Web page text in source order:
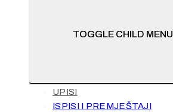
TOGGLE CHILD MENU
UPISI
ISPISI I PREMJEŠTAJI